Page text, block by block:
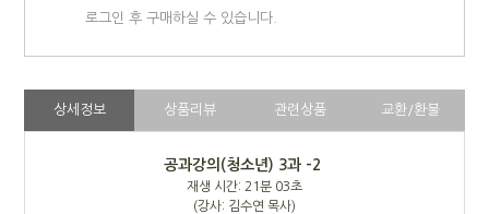
로그인 후 구매하실 수 있습니다.
상세정보 상품리뷰 관련상품 교환/환불
공과강의(청소년) 3과 -2
재생 시간: 21분 03초
(강사: 김수연 목사)